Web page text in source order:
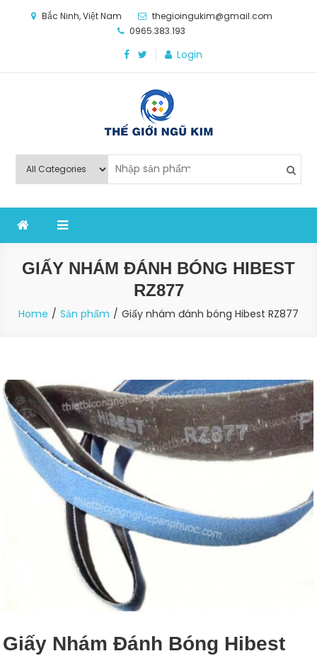
Bắc Ninh, Việt Nam
thegioingukim@gmail.com
0965.383.193
Login
Thế Giới Ngũ Kim
nghiệp sản xuất
GIẤY NHÁM ĐÁNH BÓNG HIBEST
RZ877
Home Sản phẩm Giấy nhám đánh bóng Hibest RZ877
Giấy Nhám Đánh Bóng Hibest